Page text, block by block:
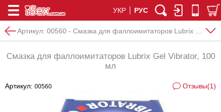
УКР РУС
Артикул: 00560 - Смазка для фаллоимитаторов Lubrix Gel Vibrator, 100 мл
Смазка для фаллоимитаторов Lubrix Gel Vibrator, 100
мл
Артикул: 00560 Отзывы(1)